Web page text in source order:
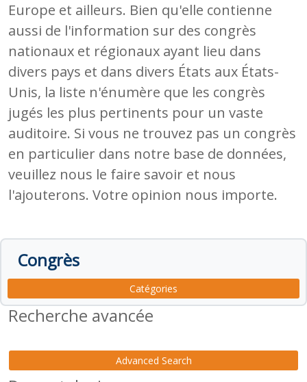
Europe et ailleurs. Bien qu'elle contienne
aussi de l'information sur des congrès
nationaux et régionaux ayant lieu dans
divers pays et dans divers États aux États-
Unis, la liste n'énumère que les congrès
jugés les plus pertinents pour un vaste
auditoire. Si vous ne trouvez pas un congrès
en particulier dans notre base de données,
veuillez nous le faire savoir et nous
l'ajouterons. Votre opinion nous importe.
Congrès
Catégories
Recherche avancée
Advanced Search